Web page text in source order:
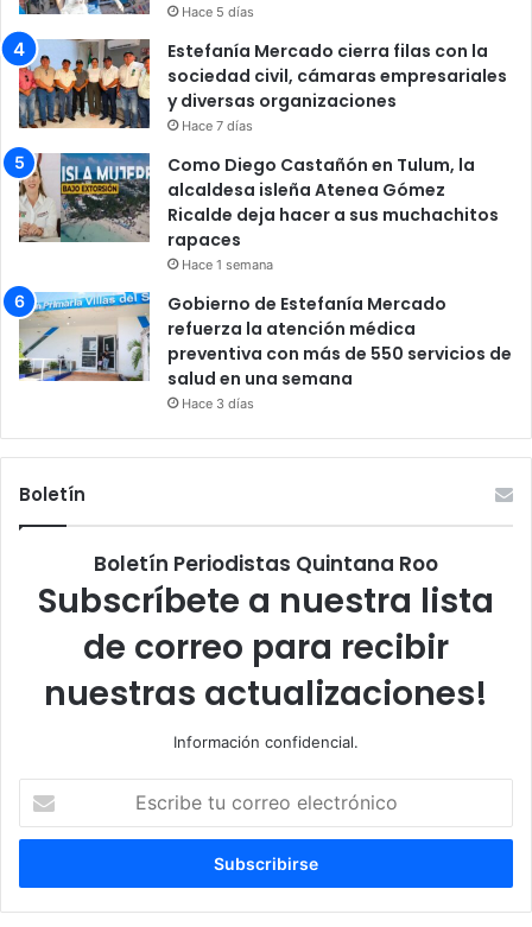
Hace 5 días
Estefanía Mercado cierra filas con la
sociedad civil, cámaras empresariales
y diversas organizaciones
Hace 7 días
Como Diego Castañón en Tulum, la
alcaldesa isleña Atenea Gómez
Ricalde deja hacer a sus muchachitos
rapaces
Hace 1 semana
Gobierno de Estefanía Mercado
refuerza la atención médica
preventiva con más de 550 servicios de
salud en una semana
Hace 3 días
Boletín
Boletín Periodistas Quintana Roo
Subscríbete a nuestra lista
de correo para recibir
nuestras actualizaciones!
Información confidencial.
correo